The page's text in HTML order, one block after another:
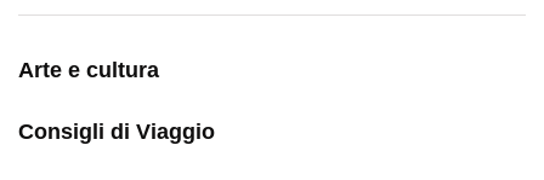
Arte e cultura
Consigli di Viaggio